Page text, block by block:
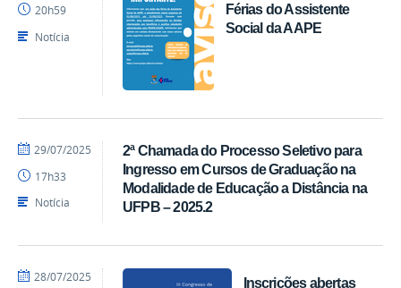
Férias do Assistente
Social da AAPE
20h59
Notícia
2ª Chamada do Processo Seletivo para
Ingresso em Cursos de Graduação na
Modalidade de Educação a Distância na
UFPB – 2025.2
por
publicado
29/07/2025
17h33
Notícia
Inscrições abertas
por
publicado
28/07/2025